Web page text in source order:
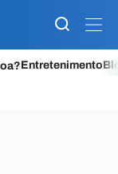
Entretenimento